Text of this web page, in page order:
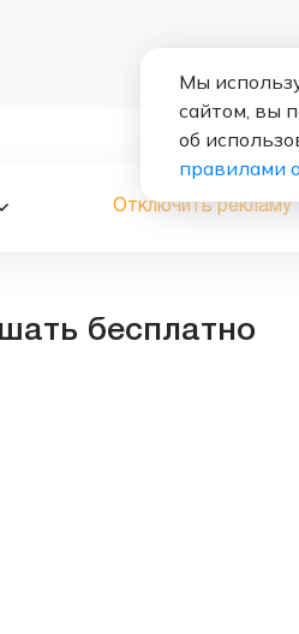
Отключить рекламу
бесплатно
Мы
сайтом, вы
об
правилами